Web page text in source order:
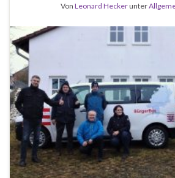
Von Leonard Heckerunter